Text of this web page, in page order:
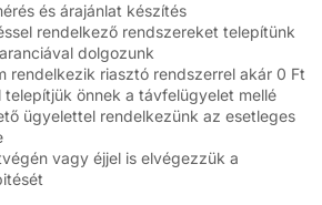
és árajánlat készítés
rendelkező rendszereket telepítünk
dolgozunk
rendelkezik riasztó rendszerrel akár 0 Ft
önnek a távfelügyelet mellé
ügyelettel rendelkezünk az esetleges
vagy éjjel is elvégezzük a